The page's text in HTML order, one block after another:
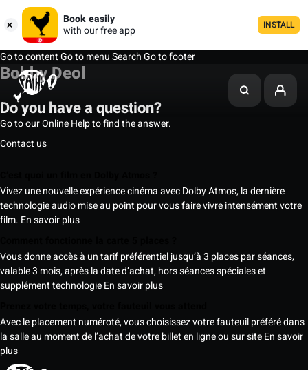
Book easily
with our free app
INSTALL
Go to contentGo to menuSearchGo to footer
Bobby Deol
Do you have a question?
Go to our Online Help to find the answer.
Contact us
Vivez une nouvelle expérience cinéma avec Dolby Atmos, la dernière
technologie audio mise au point pour vous faire vivre intensément votre
film. En savoir plus
Vous donne accès à un tarif préférentiel jusqu’à 3 places par séances,
valable 3 mois, après la date d’achat, hors séances spéciales et
supplément technologieEn savoir plus
Avec le placement numéroté, vous choisissez votre fauteuil préféré dans
la salle au moment de l’achat de votre billet en ligne ou sur siteEn savoir
plus